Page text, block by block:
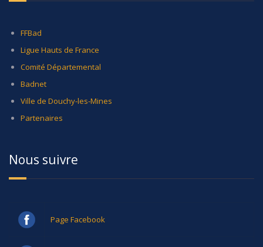
FFBad
Ligue Hauts de France
Comité Départemental
Badnet
Ville de Douchy-les-Mines
Partenaires
Nous suivre
Page Facebook